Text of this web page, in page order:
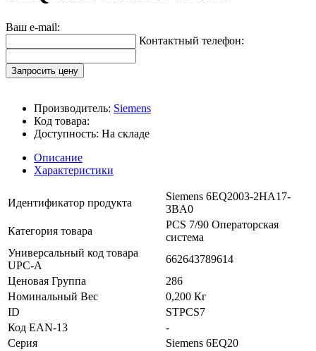
Ваш e-mail:
Контактный телефон:
Запросить цену
Производитель: Siemens
Код товара:
Доступность: На складе
Описание
Характеристики
Идентификатор продукта
Siemens 6EQ2003-2HA17-
3BA0
Категория товара
PCS 7/90 Операторская
система
Универсальный код товара
UPC-A
662643789614
Ценовая Группа
286
Номинальный Вес
0,200 Кг
ID
STPCS7
Код EAN-13
-
Серия
Siemens 6EQ20